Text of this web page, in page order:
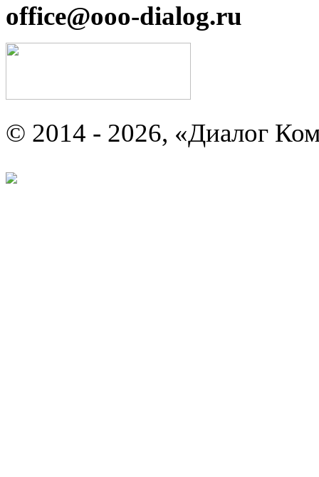
office@ooo-dialog.ru
© 2014 - 2026, «Диалог